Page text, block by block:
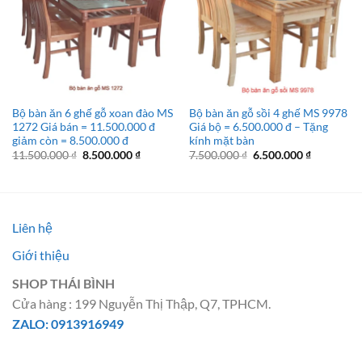
Bộ bàn ăn 6 ghế gỗ xoan đào MS
1272 Giá bán = 11.500.000 đ
giảm còn = 8.500.000 đ
11.500.000₫ Giá
8.500.000₫Giá
Bộ bàn ăn gỗ sồi 4 ghế MS 9978
Giá bộ = 6.500.000 đ – Tặng
kính mặt bàn
7.500.000₫ Giá
6.500.000₫Giá
Liên hệ
Giới thiệu
SHOP THÁI BÌNH
Cửa hàng : 199 Nguyễn Thị Thập, Q7, TPHCM.
ZALO: 0913916949